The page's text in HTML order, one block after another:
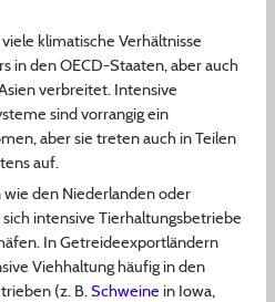
klimatische Verhältnisse
in den OECD-Staaten, aber auch
verbreitet. Intensive
sind vorrangig ein
aber sie treten auch in Teilen
auf.
den Niederlanden oder
intensive Tierhaltungsbetriebe
In Getreideexportländern
Viehhaltung häufig in den
(z. B. Schweine in Iowa,